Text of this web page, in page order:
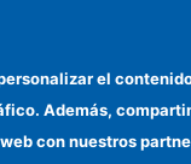
el
Además,
con nuestros